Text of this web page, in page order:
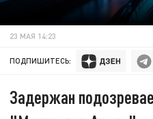
23 МАЯ 14:23
ПОДПИШИТЕСЬ:
Задержан